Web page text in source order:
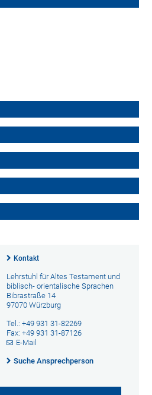
Kontakt
Lehrstuhl für Altes Testament und
biblisch- orientalische Sprachen
Bibrastraße 14
97070 Würzburg
Tel.: +49 931 31-82269
Fax: +49 931 31-87126
E-Mail
Suche Ansprechperson